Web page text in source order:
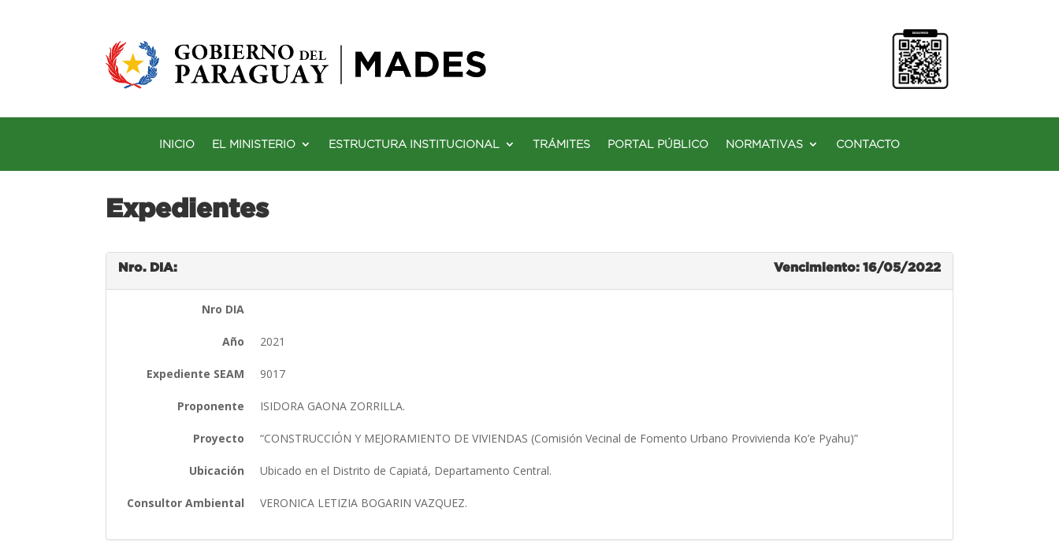
INICIO EL MINISTERIO ESTRUCTURA INSTITUCIONAL TRÁMITES PORTAL PÚBLICO NORMATIVAS CONTACTO
Expedientes
Nro. DIA: Vencimiento: 16/05/2022
Nro DIA
Año 2021
Expediente SEAM 9017
Proponente ISIDORA GAONA ZORRILLA.
Proyecto “CONSTRUCCIÓN Y MEJORAMIENTO DE VIVIENDAS (Comisión Vecinal de Fomento Urbano Provivienda Ko’e Pyahu)”
Ubicación Ubicado en el Distrito de Capiatá, Departamento Central.
Consultor Ambiental VERONICA LETIZIA BOGARIN VAZQUEZ.